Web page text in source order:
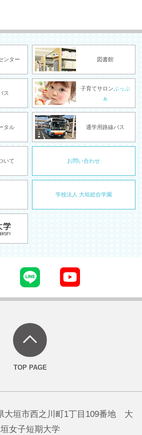
ンター 図書館
ス
子育てサロンぷっぷ
ぁ
タル 通学用路線バス
いて お問い合わせ
学校法人 大垣総合学園
大垣市西之川町1丁目109番地 大
垣女子短期大学